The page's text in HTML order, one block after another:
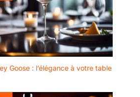
Goose : l’élégance à votre table